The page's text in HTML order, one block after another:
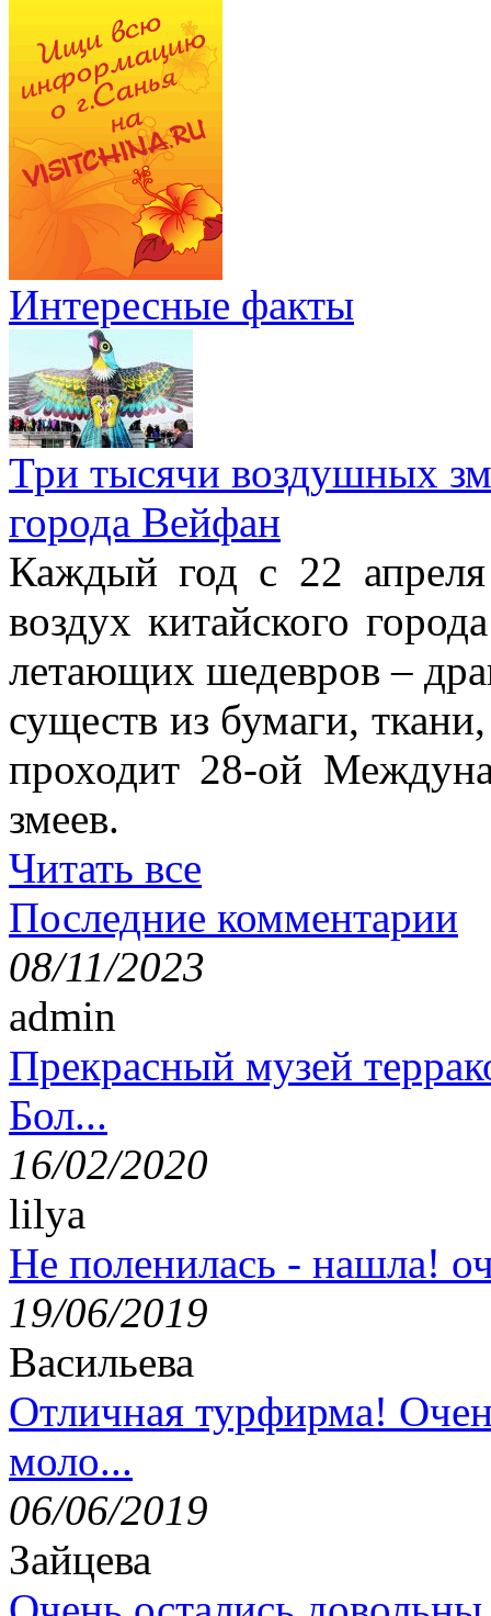
Интересные факты
Три тысячи воздушных
города Вейфан
Каждый год с 22
воздух китайского
летающих шедевров –
существ из бумаги,
проходит 28-ой
змеев.
Читать все
Последние комментарии
08/11/2023
admin
Прекрасный музей
Бол...
16/02/2020
lilya
Не поленилась - нашла!
19/06/2019
Васильева
Отличная турфирма!
моло...
06/06/2019
Зайцева